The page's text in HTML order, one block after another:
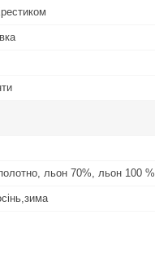
льон 70%, льон 100 %